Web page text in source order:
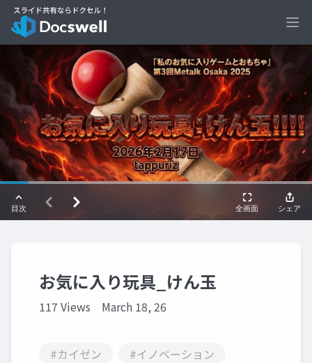
お気に入り玩具_けん玉
117 Views March 18, 26
#カイゼン
#イノベーション